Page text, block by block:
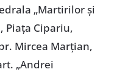
„Martirilor și
Piața Cipariu,
Mircea Marțian,
„Andrei